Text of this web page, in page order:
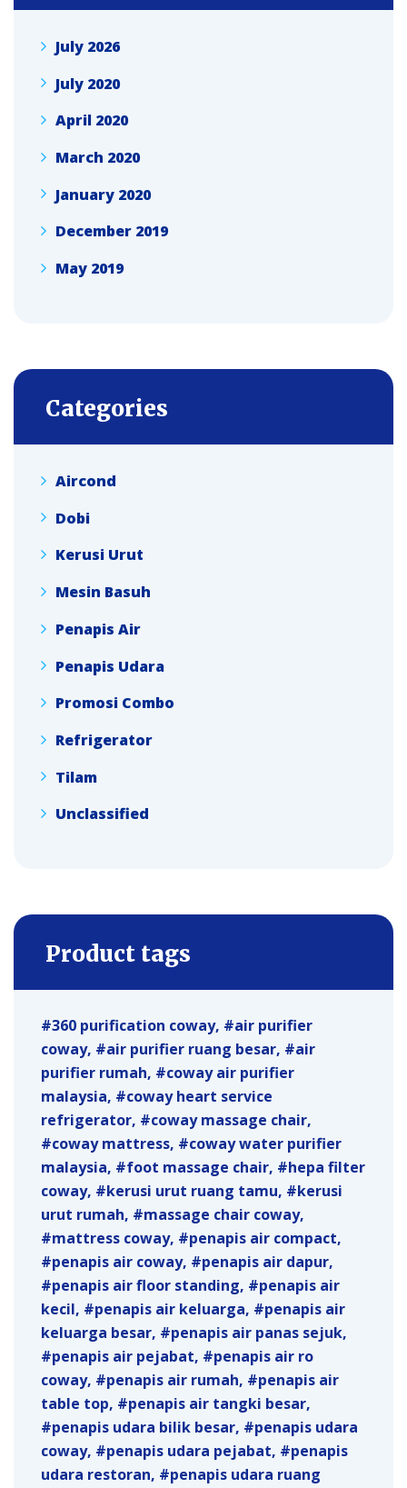
July 2026
July 2020
April 2020
March 2020
January 2020
December 2019
May 2019
Categories
Aircond
Dobi
Kerusi Urut
Mesin Basuh
Penapis Air
Penapis Udara
Promosi Combo
Refrigerator
Tilam
Unclassified
Product tags
360 purification coway
air purifier
coway
air purifier ruang besar
air
purifier rumah
coway air purifier
malaysia
coway heart service
refrigerator
coway massage chair
coway mattress
coway water purifier
malaysia
foot massage chair
hepa filter
coway
kerusi urut ruang tamu
kerusi
urut rumah
massage chair coway
mattress coway
penapis air compact
penapis air coway
penapis air dapur
penapis air floor standing
penapis air
kecil
penapis air keluarga
penapis air
keluarga besar
penapis air panas sejuk
penapis air pejabat
penapis air ro
coway
penapis air rumah
penapis air
table top
penapis air tangki besar
penapis udara bilik besar
penapis udara
coway
penapis udara pejabat
penapis
udara restoran
penapis udara ruang